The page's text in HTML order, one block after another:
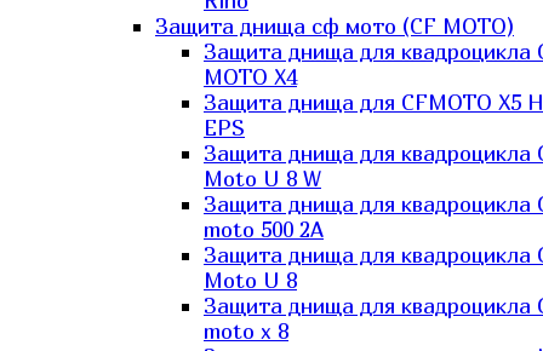
Защита днища сф мото (CF MOTO)
Защита днища для квадроцикла
MOTO X4
Защита днища для CFMOTO X5
EPS
Защита днища для квадроцикла
Moto U 8 W
Защита днища для квадроцикла
moto 500 2A
Защита днища для квадроцикла
Moto U 8
Защита днища для квадроцикла
moto x 8